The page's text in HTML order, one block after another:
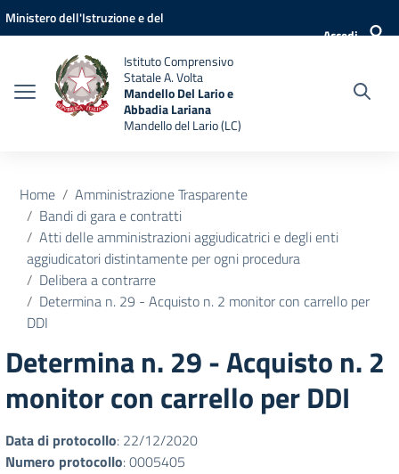
Vai ai contenuti
Vai al menu di navigazione
Vai al footer
Ministero dell'Istruzione e del
Accedi
Istituto Comprensivo
Statale A. Volta
Mandello Del Lario e
Abbadia Lariana
Mandello del Lario (LC)
Home
Amministrazione Trasparente
Bandi di gara e contratti
Atti delle amministrazioni aggiudicatrici e degli enti
aggiudicatori distintamente per ogni procedura
Delibera a contrarre
Determina n. 29 - Acquisto n. 2 monitor con carrello per
DDI
Determina n. 29 - Acquisto n. 2
monitor con carrello per DDI
Data di protocollo: 22/12/2020
Numero protocollo: 0005405